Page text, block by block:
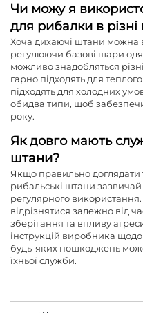
Чи можу я
для рибалки в
Хоча дихаючі штани можна
регулюючи базові шари
можливо знадобляться
гарно підходять для
підходять для холодних
обидва типи, щоб
року.
Як довго мають
штани?
Якщо правильно доглядати
рибальські штани зазвичай
регулярного
відрізнятися залежно від
зберігання та впливу
інструкцій виробника
будь-яких пошкоджень
їхньої служби.